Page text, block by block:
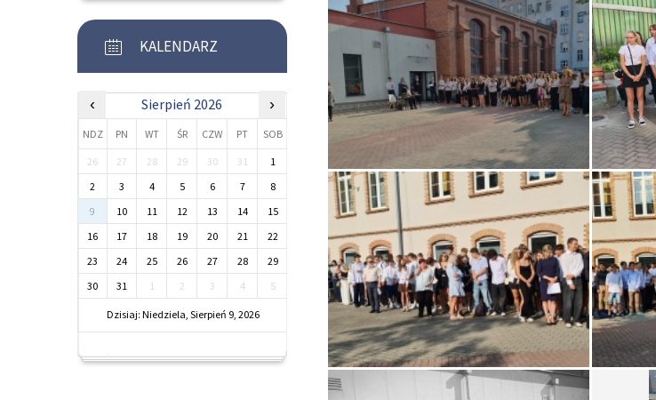
KALENDARZ
‹ Sierpień 2026 ›
NDZ PN WT ŚR CZW PT SOB
26 27 28 29 30 31
1
2
3 4 5 6 7
8
9
10 11 12 13 14
15
16
17 18 19 20 21
22
23
24 25 26 27 28
29
30
31 1 2 3 4 5
Dzisiaj: Niedziela, Sierpień 9, 2026